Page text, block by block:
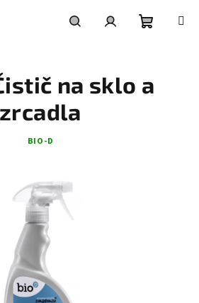
košík
na sklo a
zrcadla
BIO-D